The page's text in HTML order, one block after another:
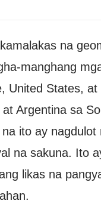
na
manghang
United States,
Argentina sa
ito ay nagdulot
na sakuna. Ito
likas na